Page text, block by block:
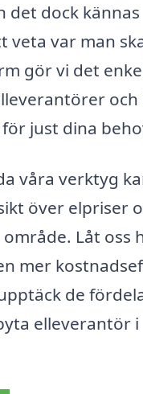
det dock kännas
veta var man
gör vi det
just dina
våra verktyg
över elpriser
Låt oss
mer
de
elleverantör i